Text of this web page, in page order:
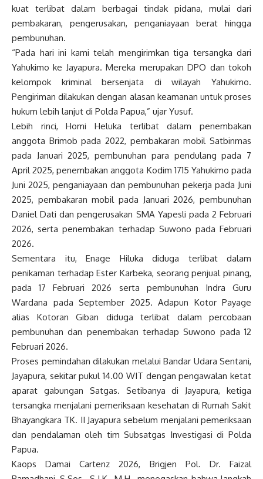
kuat terlibat dalam berbagai tindak pidana, mulai dari
pembakaran, pengerusakan, penganiayaan berat hingga
pembunuhan.
“Pada hari ini kami telah mengirimkan tiga tersangka dari
Yahukimo ke Jayapura. Mereka merupakan DPO dan tokoh
kelompok kriminal bersenjata di wilayah Yahukimo.
Pengiriman dilakukan dengan alasan keamanan untuk proses
hukum lebih lanjut di Polda Papua,” ujar Yusuf.
Lebih rinci, Homi Heluka terlibat dalam penembakan
anggota Brimob pada 2022, pembakaran mobil Satbinmas
pada Januari 2025, pembunuhan para pendulang pada 7
April 2025, penembakan anggota Kodim 1715 Yahukimo pada
Juni 2025, penganiayaan dan pembunuhan pekerja pada Juni
2025, pembakaran mobil pada Januari 2026, pembunuhan
Daniel Dati dan pengerusakan SMA Yapesli pada 2 Februari
2026, serta penembakan terhadap Suwono pada Februari
2026.
Sementara itu, Enage Hiluka diduga terlibat dalam
penikaman terhadap Ester Karbeka, seorang penjual pinang,
pada 17 Februari 2026 serta pembunuhan Indra Guru
Wardana pada September 2025. Adapun Kotor Payage
alias Kotoran Giban diduga terlibat dalam percobaan
pembunuhan dan penembakan terhadap Suwono pada 12
Februari 2026.
Proses pemindahan dilakukan melalui Bandar Udara Sentani,
Jayapura, sekitar pukul 14.00 WIT dengan pengawalan ketat
aparat gabungan Satgas. Setibanya di Jayapura, ketiga
tersangka menjalani pemeriksaan kesehatan di Rumah Sakit
Bhayangkara TK. II Jayapura sebelum menjalani pemeriksaan
dan pendalaman oleh tim Subsatgas Investigasi di Polda
Papua.
Kaops Damai Cartenz 2026, Brigjen Pol. Dr. Faizal